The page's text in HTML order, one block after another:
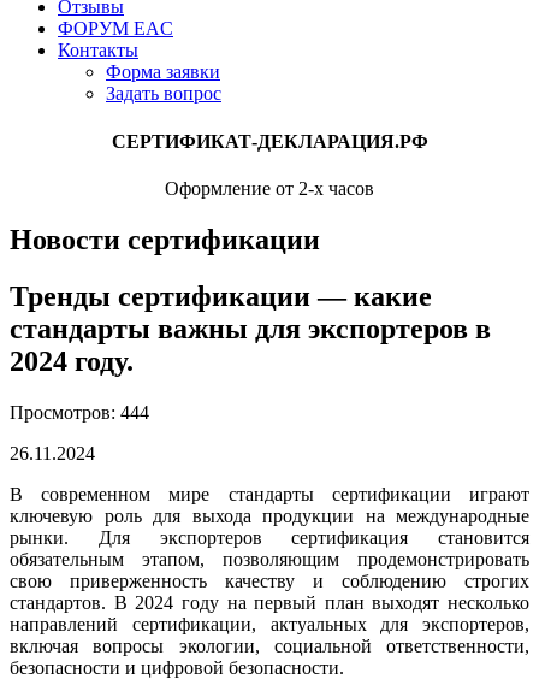
Отзывы
ФОРУМ EAC
Контакты
Форма заявки
Задать вопрос
СЕРТИФИКАТ-ДЕКЛАРАЦИЯ.РФ
Оформление от 2-х часов
Новости сертификации
Тренды сертификации — какие
стандарты важны для экспортеров в
2024 году.
Просмотров: 444
26.11.2024
В современном мире стандарты сертификации играют
ключевую роль для выхода продукции на международные
рынки. Для экспортеров сертификация становится
обязательным этапом, позволяющим продемонстрировать
свою приверженность качеству и соблюдению строгих
стандартов. В 2024 году на первый план выходят несколько
направлений сертификации, актуальных для экспортеров,
включая вопросы экологии, социальной ответственности,
безопасности и цифровой безопасности.